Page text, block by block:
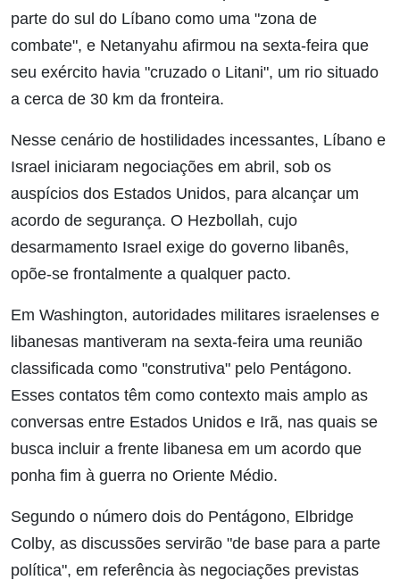
parte do sul do Líbano como uma "zona de
combate", e Netanyahu afirmou na sexta-feira que
seu exército havia "cruzado o Litani", um rio situado
a cerca de 30 km da fronteira.
Nesse cenário de hostilidades incessantes, Líbano e
Israel iniciaram negociações em abril, sob os
auspícios dos Estados Unidos, para alcançar um
acordo de segurança. O Hezbollah, cujo
desarmamento Israel exige do governo libanês,
opõe-se frontalmente a qualquer pacto.
Em Washington, autoridades militares israelenses e
libanesas mantiveram na sexta-feira uma reunião
classificada como "construtiva" pelo Pentágono.
Esses contatos têm como contexto mais amplo as
conversas entre Estados Unidos e Irã, nas quais se
busca incluir a frente libanesa em um acordo que
ponha fim à guerra no Oriente Médio.
Segundo o número dois do Pentágono, Elbridge
Colby, as discussões servirão "de base para a parte
política", em referência às negociações previstas